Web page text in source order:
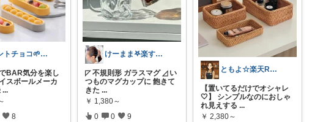
ミントチョコ🌱いつもありがとう
BAR気分を楽し
スボールメーカ
...
8
けーまま𖤐楽する家づくり☀︎*.｡
◸ 不規則形 ガラスマグ ◿ い
つものマグカップに 飽きて
きた ...
￥ 1,380～
0 0 9
ともよ☆楽天ROOM
【置いてるだけでオシャレ
🤍】 シンプルなのにおしゃ
れ見えする ...
￥ 2,380～